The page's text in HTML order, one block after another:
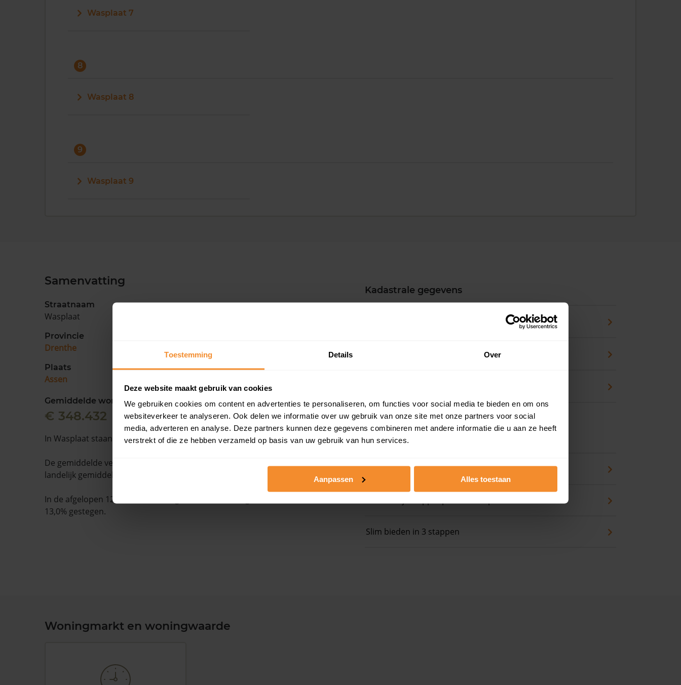
Toestemming Details Over
Deze website maakt gebruik van cookies
We gebruiken cookies om content en advertenties te personaliseren, om functies voor social media te bieden en om ons
websiteverkeer te analyseren. Ook delen we informatie over uw gebruik van onze site met onze partners voor social
media, adverteren en analyse. Deze partners kunnen deze gegevens combineren met andere informatie die u aan ze heeft
verstrekt of die ze hebben verzameld op basis van uw gebruik van hun services.
Aanpassen Alles toestaan
Wasplaat 7
8
Wasplaat 8
9
Wasplaat 9
Samenvatting
Straatnaam
Wasplaat
Provincie
Drenthe
Plaats
Assen
Gemiddelde woningwaarde
€ 348.432
In Wasplaat staan 11 woningen.
De gemiddelde verkooptijd is 45 dagen. Dit ligt ruim boven het
landelijk gemiddelde van 15 dagen.
In de afgelopen 12 maanden is de gemiddelde woningwaarde met
13,0% gestegen.
Kadastrale gegevens
Op zoek naar een koopwoning?
Gratis energielabel check
Slim bieden in 3 stappen
Woningmarkt en woningwaarde